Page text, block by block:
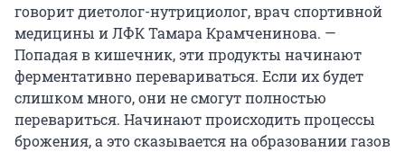
говорит диетолог-нутрициолог, врач спортивной
медицины и ЛФК Тамара Крамченинова. —
Попадая в кишечник, эти продукты начинают
ферментативно перевариваться. Если их будет
слишком много, они не смогут полностью
перевариться. Начинают происходить процессы
брожения, а это сказывается на образовании газов